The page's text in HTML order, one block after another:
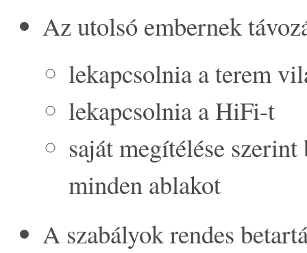
Az utolsó embernek
lekapcsolnia a terem
lekapcsolnia a HiFi-t
saját megítélése
minden ablakot
A szabályok rendes